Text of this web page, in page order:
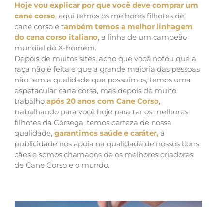
Hoje vou explicar por que você deve comprar um
cane corso, aqui temos os melhores filhotes de
cane corso e também temos a melhor linhagem
do cana corso italiano, a linha de um campeão
mundial do X-homem.
Depois de muitos sites, acho que você notou que a
raça não é feita e que a grande maioria das pessoas
não tem a qualidade que possuímos, temos uma
espetacular cana corsa, mas depois de muito
trabalho após 20 anos com Cane Corso,
trabalhando para você hoje para ter os melhores
filhotes da Córsega, temos certeza de nossa
qualidade, garantimos saúde e caráter, a
publicidade nos apoia na qualidade de nossos bons
cães e somos chamados de os melhores criadores
de Cane Corso e o mundo.